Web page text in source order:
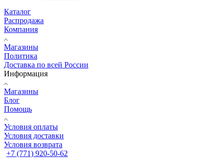
Каталог
Распродажа
Компания
Магазины
Политика
Доставка по всей России
Информация
Магазины
Блог
Помощь
Условия оплаты
Условия доставки
Условия возврата
+7 (771) 920-50-62